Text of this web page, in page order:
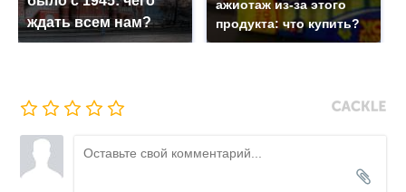
ждать всем нам?
ажиотаж из-за этого
продукта: что купить?